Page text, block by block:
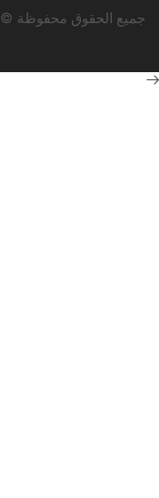
جميع الحقوق محفوظة © 2025